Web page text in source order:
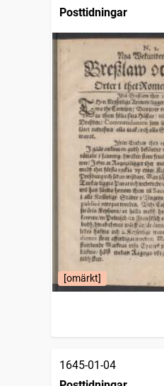
Posttidningar
[omärkt]
1645-01-04